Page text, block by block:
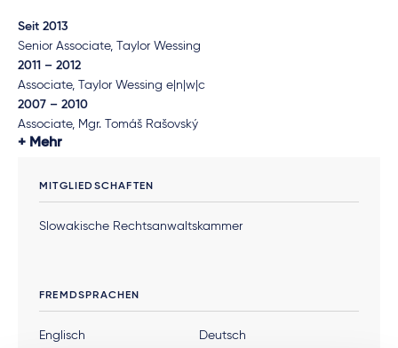
Seit 2013
Senior Associate, Taylor Wessing
2011 – 2012
Associate, Taylor Wessing e|n|w|c
2007 – 2010
Associate, Mgr. Tomáš Rašovský
Mehr
MITGLIEDSCHAFTEN
Slowakische Rechtsanwaltskammer
FREMDSPRACHEN
Englisch
Deutsch